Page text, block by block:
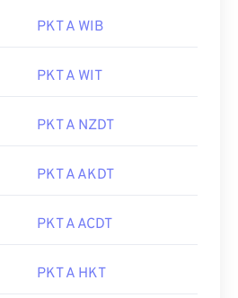
PKT A WIB
PKT A WIT
PKT A NZDT
PKT A AKDT
PKT A ACDT
PKT A HKT